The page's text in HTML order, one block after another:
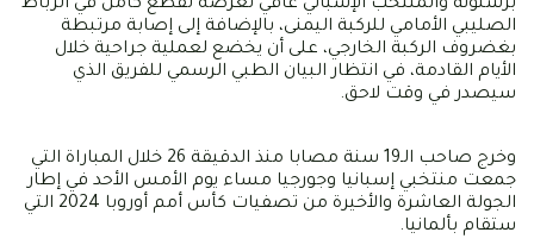
برشلونة والمنتخب الإسباني غافي تعرّضه لقطع كامل في الرباط
الصليبي الأمامي للركبة اليمنى، بالإضافة إلى إصابة مرتبطة
بغضروف الركبة الخارجي، على أن يخضع لعملية جراحية خلال
الأيام القادمة، في انتظار البيان الطبي الرسمي للفريق الذي
سيصدر في وقت لاحق.
وخرج صاحب الـ19 سنة مصابا منذ الدقيقة 26 خلال المباراة التي
جمعت منتخبي إسبانيا وجورجيا مساء يوم الأمس الأحد في إطار
الجولة العاشرة والأخيرة من تصفيات كأس أمم أوروبا 2024 التي
ستقام بألمانيا.